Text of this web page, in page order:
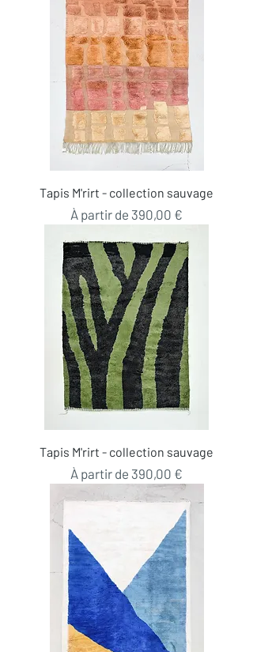
Tapis M'rirt - collection sauvage
À partir de 390,00 €
Prix promotionnel
Tapis M'rirt - collection sauvage
À partir de 390,00 €
Prix promotionnel